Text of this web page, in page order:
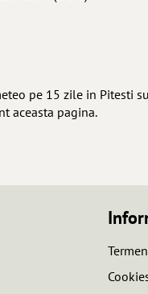
pe 15 zile in Pitesti
aceasta pagina.